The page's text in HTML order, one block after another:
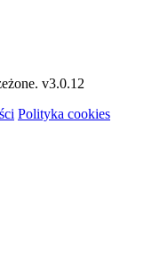
v3.0.12
Polityka cookies